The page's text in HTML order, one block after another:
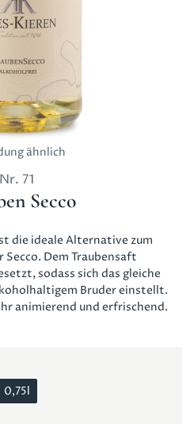
ähnlich
Nr. 71
Secco
die ideale Alternative zum
Dem Traubensaft
sodass sich das gleiche
Bruder einstellt.
animierend und erfrischend.
0,75l